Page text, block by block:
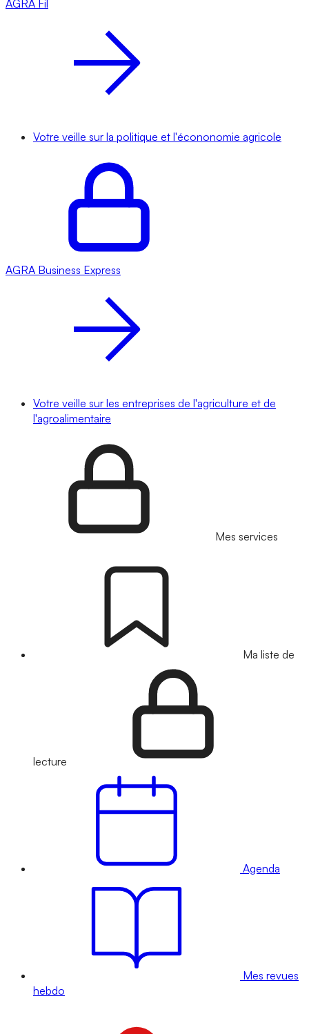
AGRA Fil
Votre veille sur la politique et l'écononomie agricole
AGRA Business Express
Votre veille sur les entreprises de l'agriculture et de
l'agroalimentaire
Mes services
Ma liste de
lecture
Agenda
Mes revues
hebdo